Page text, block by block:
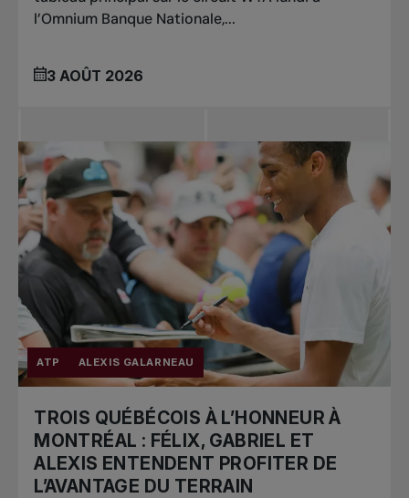
l’Omnium Banque Nationale,...
3 AOÛT 2026
ATP ALEXIS GALARNEAU
TROIS QUÉBÉCOIS À L’HONNEUR À
MONTRÉAL : FÉLIX, GABRIEL ET
ALEXIS ENTENDENT PROFITER DE
L’AVANTAGE DU TERRAIN